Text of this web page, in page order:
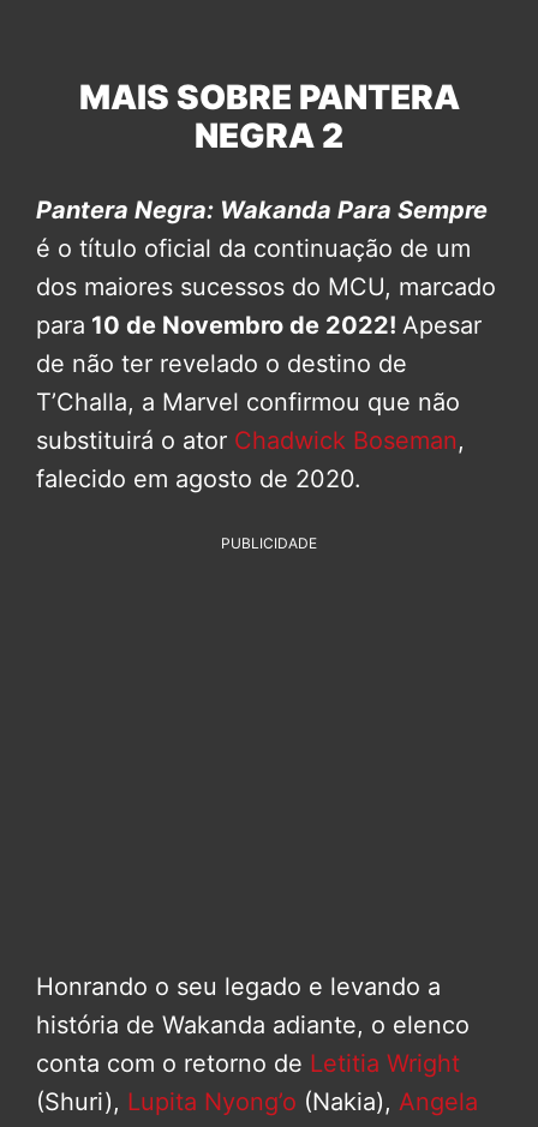
MAIS SOBRE PANTERA
NEGRA 2
Pantera Negra: Wakanda Para Sempre
é o título oficial da continuação de um
dos maiores sucessos do MCU, marcado
para 10 de Novembro de 2022! Apesar
de não ter revelado o destino de
T’Challa, a Marvel confirmou que não
substituirá o ator Chadwick Boseman,
falecido em agosto de 2020.
PUBLICIDADE
Honrando o seu legado e levando a
história de Wakanda adiante, o elenco
conta com o retorno de Letitia Wright
(Shuri), Lupita Nyong’o (Nakia), Angela